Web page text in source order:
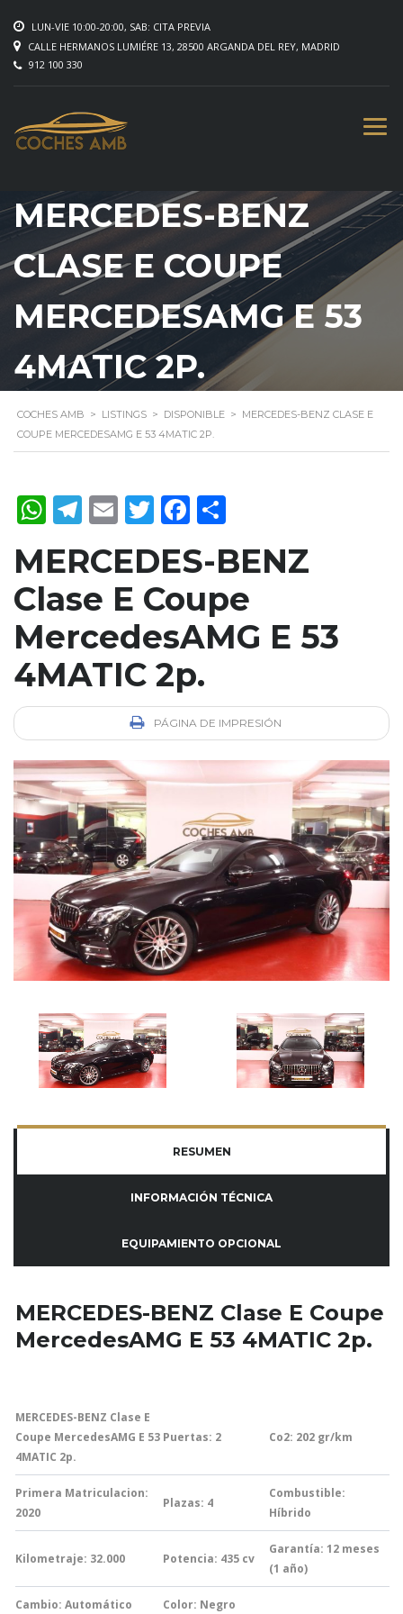
LUN-VIE 10:00-20:00, SAB: CITA PREVIA
CALLE HERMANOS LUMIÉRE 13, 28500 ARGANDA DEL REY, MADRID
912 100 330
MERCEDES-BENZ
CLASE E COUPE
MERCEDESAMG E 53
4MATIC 2P.
COCHES AMB > LISTINGS > DISPONIBLE > MERCEDES-BENZ CLASE E
COUPE MERCEDESAMG E 53 4MATIC 2P.
WhatsApp
Telegram
EmailTwitterFacebook
MERCEDES-BENZ
Clase E Coupe
MercedesAMG E 53
4MATIC 2p.
PÁGINA DE IMPRESIÓN
RESUMEN
INFORMACIÓN TÉCNICA
EQUIPAMIENTO OPCIONAL
MERCEDES-BENZ Clase E Coupe
MercedesAMG E 53 4MATIC 2p.
MERCEDES-BENZ Clase E
Coupe MercedesAMG E 53
4MATIC 2p.
Puertas: 2 Co2: 202 gr/km
Primera Matriculacion:
2020
Plazas: 4
Combustible:
Híbrido
Kilometraje: 32.000 Potencia: 435 cv
Garantía: 12 meses
(1 año)
Cambio: Automático Color: Negro